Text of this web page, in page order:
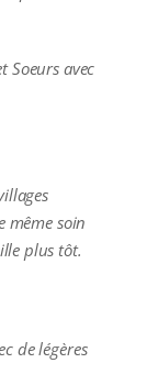
Soeurs avec
même soin
plus tôt.
de légères